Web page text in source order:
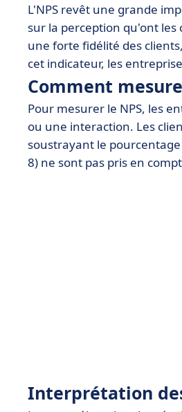
• Outils pour calculer et
• Bonnes pratiques
L'NPS revêt une grande
sur la perception qu'ont les
une forte fidélité des
cet indicateur, les
Comment
Pour mesurer le NPS, les
ou une interaction. Les
soustrayant le
8) ne sont pas pris en
Interprétation